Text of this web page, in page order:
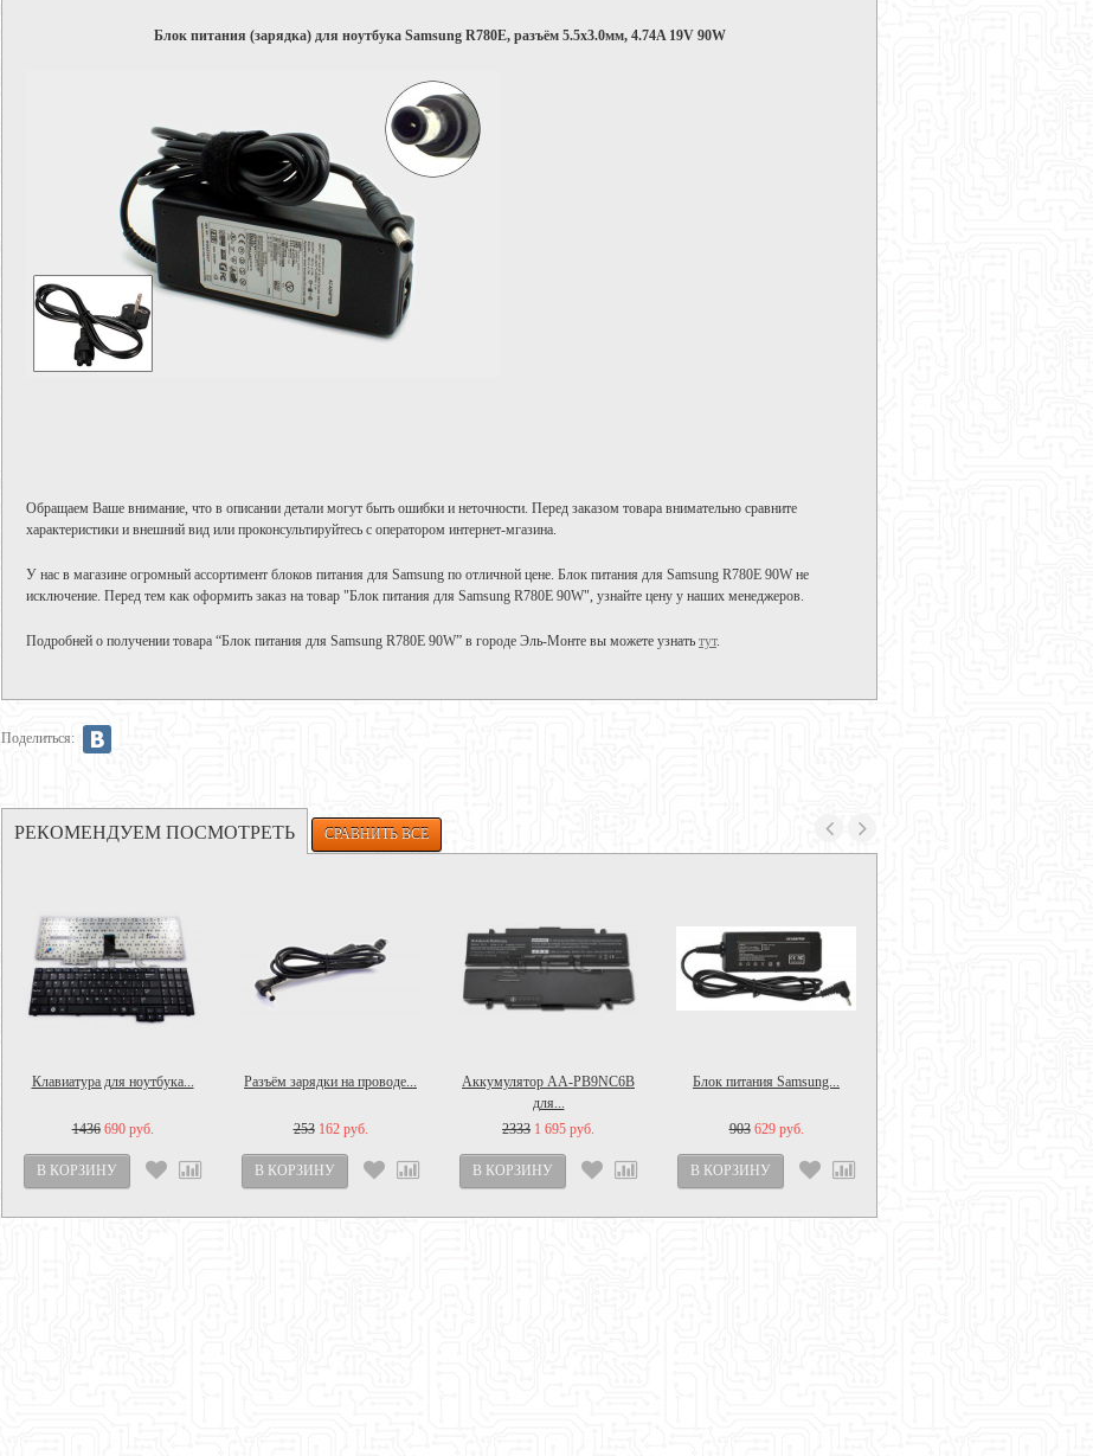
Блок питания (зарядка) для ноутбука Samsung R780E, разъём 5.5x3.0мм, 4.74A 19V 90W
Обращаем Ваше внимание, что в описании детали могут быть ошибки и неточности. Перед заказом товара внимательно сравните
характеристики и внешний вид или проконсультируйтесь с оператором интернет-мгазина.
У нас в магазине огромный ассортимент блоков питания для Samsung по отличной цене. Блок питания для Samsung R780E 90W не
исключение. Перед тем как оформить заказ на товар "Блок питания для Samsung R780E 90W", узнайте цену у наших менеджеров.
Подробней о получении товара “Блок питания для Samsung R780E 90W” в городе Эль-Монте вы можете узнать тут.
Поделиться:
РЕКОМЕНДУЕМ ПОСМОТРЕТЬ
Клавиатура для ноутбука...
1436 690 руб.
Разъём зарядки на проводе...
253 162 руб.
Аккумулятор AA-PB9NC6B
для...
2333 1 695 руб.
Блок питания Samsung...
903 629 руб.